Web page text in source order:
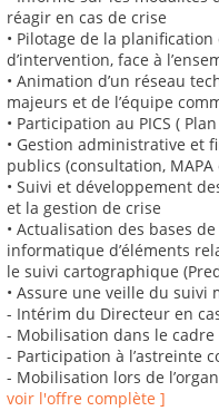
réagir en cas de crise
• Pilotage de la
d’intervention, face à
• Animation d’un réseau
majeurs et de l’équipe
• Participation au PICS (
• Gestion administrative et
publics (consultation,
• Suivi et développement
et la gestion de crise
• Actualisation des bases
informatique d’éléments
le suivi cartographique
• Assure une veille du
- Intérim du Directeur en
- Mobilisation dans le
- Participation à l’astreinte
- Mobilisation lors de
voir l'offre complète ]